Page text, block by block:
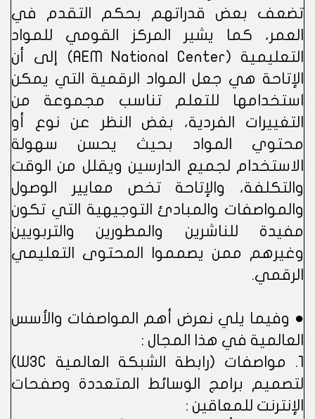
تضعف بعض قدراتهم بحكم التقدم في
العمر، كما يشير المركز القومي للمواد
التعليمية (AEM National Center) إلى أن
الإتاحة هي جعل المواد الرقمية التي يمكن
استخدامها للتعلم تناسب مجموعة من
التغييرات الفردية، بغض النظر عن نوع أو
محتوي المواد بحيث يحسن سهولة
الاستخدام لجميع الدارسين ويقلل من الوقت
والتكلفة، والإتاحة تخص معايير الوصول
والمواصفات والمبادئ التوجيهية التي تكون
مفيدة للناشرين والمطورين والتربويين
وغيرهم ممن يصمموا المحتوى التعليمي
الرقمي.
● وفيما يلي نعرض أهم المواصفات والأسس
العالمية في هذا المجال :
1. مواصفات (رابطة الشبكة العالمية W3C)
لتصميم برامج الوسائط المتعددة وصفحات
الإنترنت للمعاقين :